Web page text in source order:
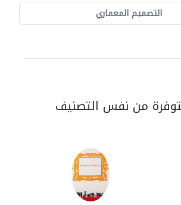
التصميم المعماري
من نفس التصنيف